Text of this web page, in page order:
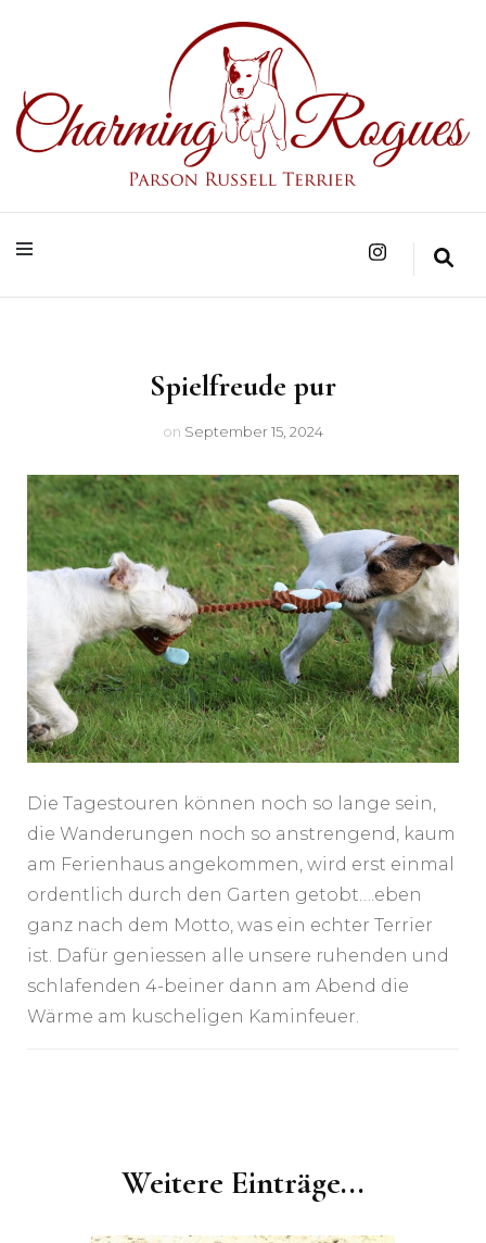
Charming Rogues
Spielfreude pur
on September 15, 2024
Die Tagestouren können noch so lange sein,
die Wanderungen noch so anstrengend, kaum
am Ferienhaus angekommen, wird erst einmal
ordentlich durch den Garten getobt….eben
ganz nach dem Motto, was ein echter Terrier
ist. Dafür geniessen alle unsere ruhenden und
schlafenden 4-beiner dann am Abend die
Wärme am kuscheligen Kaminfeuer.
Weitere Einträge...